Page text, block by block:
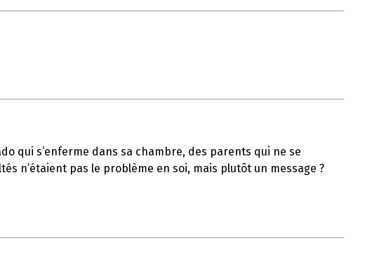
qui s’enferme dans sa chambre, des parents qui ne se
n’étaient pas le problème en soi, mais plutôt un message ?